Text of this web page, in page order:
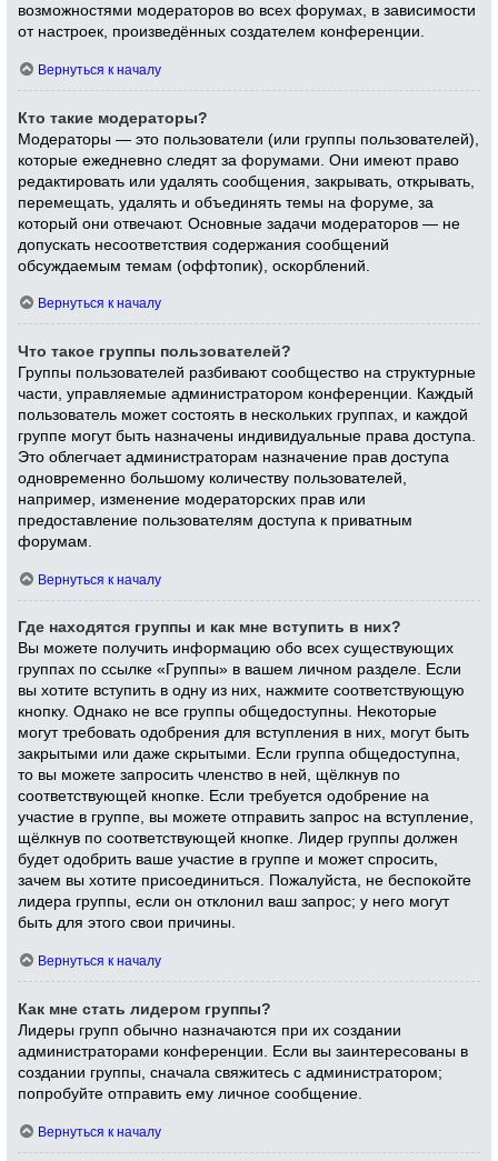
возможностями модераторов во всех форумах, в зависимости
от настроек, произведённых создателем конференции.
Вернуться к началу
Кто такие модераторы?
Модераторы — это пользователи (или группы пользователей),
которые ежедневно следят за форумами. Они имеют право
редактировать или удалять сообщения, закрывать, открывать,
перемещать, удалять и объединять темы на форуме, за
который они отвечают. Основные задачи модераторов — не
допускать несоответствия содержания сообщений
обсуждаемым темам (оффтопик), оскорблений.
Вернуться к началу
Что такое группы пользователей?
Группы пользователей разбивают сообщество на структурные
части, управляемые администратором конференции. Каждый
пользователь может состоять в нескольких группах, и каждой
группе могут быть назначены индивидуальные права доступа.
Это облегчает администраторам назначение прав доступа
одновременно большому количеству пользователей,
например, изменение модераторских прав или
предоставление пользователям доступа к приватным
форумам.
Вернуться к началу
Где находятся группы и как мне вступить в них?
Вы можете получить информацию обо всех существующих
группах по ссылке «Группы» в вашем личном разделе. Если
вы хотите вступить в одну из них, нажмите соответствующую
кнопку. Однако не все группы общедоступны. Некоторые
могут требовать одобрения для вступления в них, могут быть
закрытыми или даже скрытыми. Если группа общедоступна,
то вы можете запросить членство в ней, щёлкнув по
соответствующей кнопке. Если требуется одобрение на
участие в группе, вы можете отправить запрос на вступление,
щёлкнув по соответствующей кнопке. Лидер группы должен
будет одобрить ваше участие в группе и может спросить,
зачем вы хотите присоединиться. Пожалуйста, не беспокойте
лидера группы, если он отклонил ваш запрос; у него могут
быть для этого свои причины.
Вернуться к началу
Как мне стать лидером группы?
Лидеры групп обычно назначаются при их создании
администраторами конференции. Если вы заинтересованы в
создании группы, сначала свяжитесь с администратором;
попробуйте отправить ему личное сообщение.
Вернуться к началу